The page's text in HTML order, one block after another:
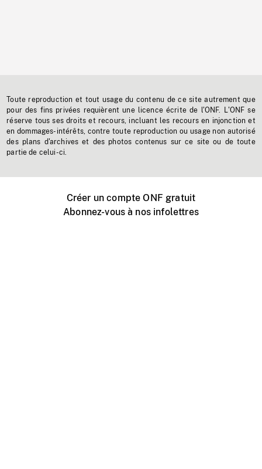
Toute reproduction et tout usage du contenu de ce site autrement que
pour des fins privées requièrent une licence écrite de l'ONF. L'ONF se
réserve tous ses droits et recours, incluant les recours en injonction et
en dommages-intérêts, contre toute reproduction ou usage non autorisé
des plans d'archives et des photos contenus sur ce site ou de toute
partie de celui-ci.
Créer un compte ONF gratuit
Abonnez-vous à nos infolettres